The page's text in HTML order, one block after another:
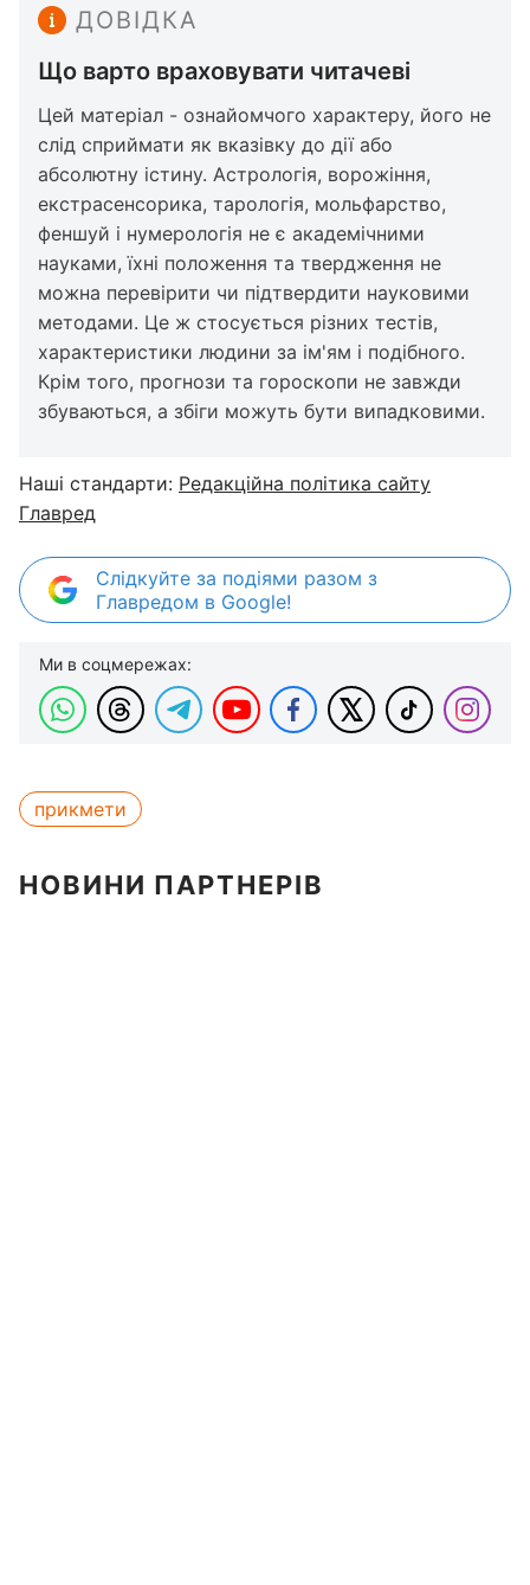
ДОВІДКА
Що варто враховувати читачеві
Цей матеріал - ознайомчого характеру, його не
слід сприймати як вказівку до дії або
абсолютну істину. Астрологія, ворожіння,
екстрасенсорика, тарологія, мольфарство,
феншуй і нумерологія не є академічними
науками, їхні положення та твердження не
можна перевірити чи підтвердити науковими
методами. Це ж стосується різних тестів,
характеристики людини за ім'ям і подібного.
Крім того, прогнози та гороскопи не завжди
збуваються, а збіги можуть бути випадковими.
Наші стандарти: Редакційна політика сайту
Главред
Слідкуйте за подіями разом з
Главредом в Google!
Ми в соцмережах:
прикмети
НОВИНИ ПАРТНЕРІВ